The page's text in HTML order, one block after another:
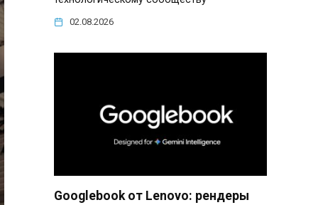
02.08.2026
Googlebook от Lenovo: рендеры